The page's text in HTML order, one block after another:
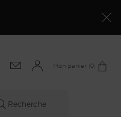
Mon panier 0
0 product in cart
Recherche